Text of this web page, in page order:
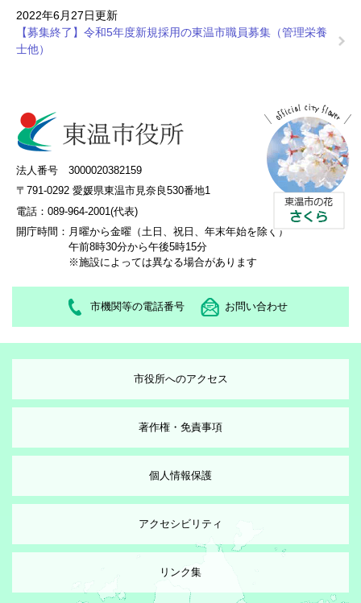
2022年6月27日更新
【募集終了】令和5年度新規採用の東温市職員募集（管理栄養
士他）
法人番号 3000020382159
〒791-0292 愛媛県東温市見奈良530番地1
電話：089-964-2001(代表)
開庁時間： 月曜から金曜（土日、祝日、年末年始を除く）
午前8時30分から午後5時15分
※施設によっては異なる場合があります
市機関等の電話番号 お問い合わせ
市役所へのアクセス
著作権・免責事項
個人情報保護
アクセシビリティ
リンク集